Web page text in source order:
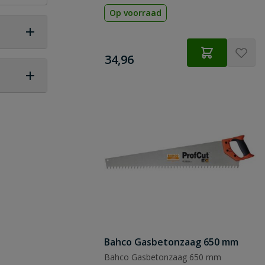
Op voorraad
€
34,96
Bahco Gasbetonzaag 650 mm
Bahco Gasbetonzaag 650 mm